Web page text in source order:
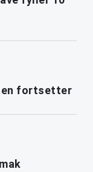
fortsetter